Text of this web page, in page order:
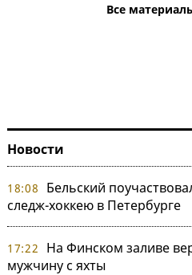
Все
Новости
18:08
Бельский
следж-хоккею в Петербурге
17:22
На Финском заливе
мужчину с яхты